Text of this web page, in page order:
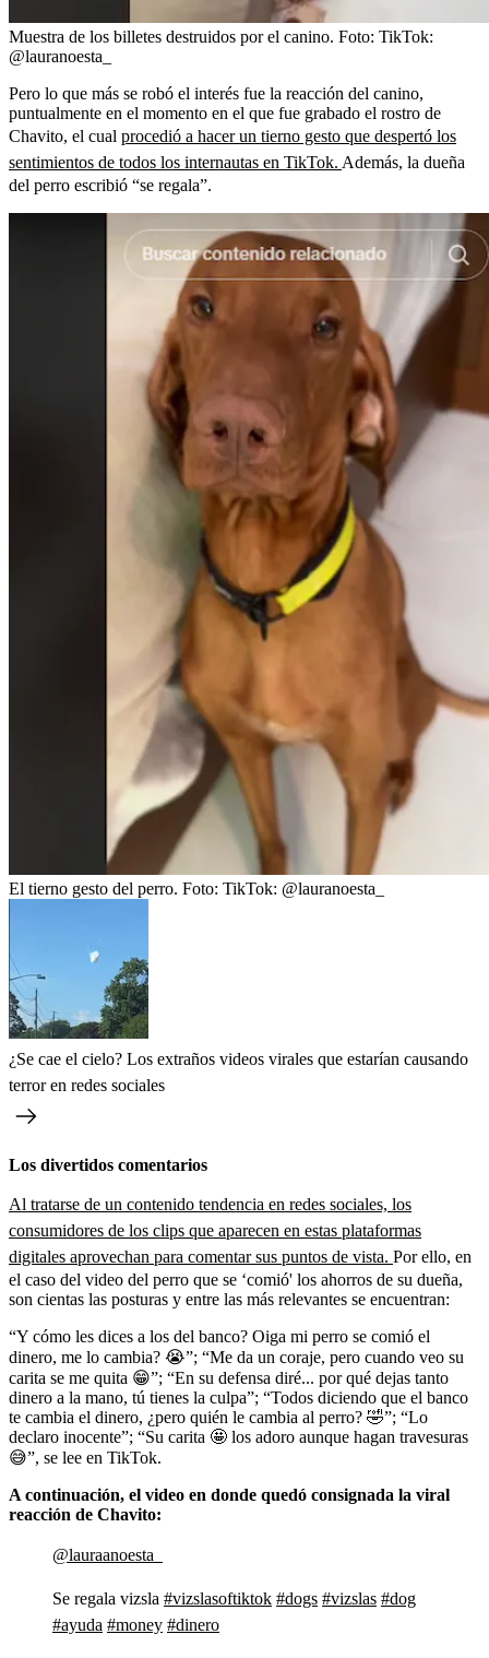
Muestra de los billetes destruidos por el canino. Foto: TikTok:
@lauranoesta_
Pero lo que más se robó el interés fue la reacción del canino,
puntualmente en el momento en el que fue grabado el rostro de
Chavito, el cual procedió a hacer un tierno gesto que despertó los
sentimientos de todos los internautas en TikTok. Además, la dueña
del perro escribió “se regala”.
El tierno gesto del perro. Foto: TikTok: @lauranoesta_
¿Se cae el cielo? Los extraños videos virales que estarían causando
terror en redes sociales
Los divertidos comentarios
Al tratarse de un contenido tendencia en redes sociales, los
consumidores de los clips que aparecen en estas plataformas
digitales aprovechan para comentar sus puntos de vista. Por ello, en
el caso del video del perro que se ‘comió' los ahorros de su dueña,
son cientas las posturas y entre las más relevantes se encuentran:
“Y cómo les dices a los del banco? Oiga mi perro se comió el
dinero, me lo cambia? 😭”; “Me da un coraje, pero cuando veo su
carita se me quita 😁”; “En su defensa diré... por qué dejas tanto
dinero a la mano, tú tienes la culpa”; “Todos diciendo que el banco
te cambia el dinero, ¿pero quién le cambia al perro? 🤣”; “Lo
declaro inocente”; “Su carita 🤩 los adoro aunque hagan travesuras
😅”, se lee en TikTok.
A continuación, el video en donde quedó consignada la viral
reacción de Chavito:
@lauraanoesta_
Se regala vizsla #vizslasoftiktok #dogs #vizslas #dog
#ayuda #money #dinero